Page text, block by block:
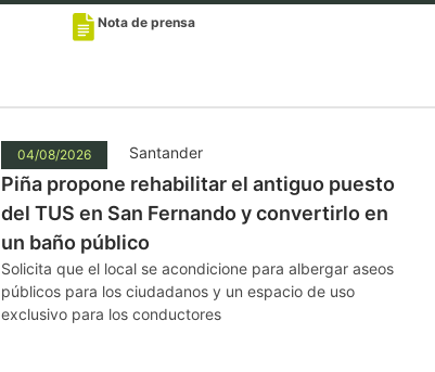
Nota de prensa
04/08/2026 Santander
Piña propone rehabilitar el antiguo puesto
del TUS en San Fernando y convertirlo en
un baño público
Solicita que el local se acondicione para albergar aseos
públicos para los ciudadanos y un espacio de uso
exclusivo para los conductores